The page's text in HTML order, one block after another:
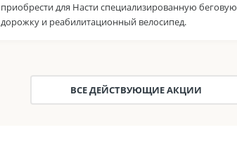
приобрести для Насти специализированную беговую
дорожку и реабилитационный велосипед.
ВСЕ ДЕЙСТВУЮЩИЕ АКЦИИ